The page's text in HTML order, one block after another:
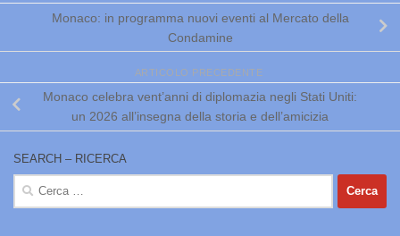
Monaco: in programma nuovi eventi al Mercato della
Condamine
ARTICOLO PRECEDENTE
Monaco celebra vent’anni di diplomazia negli Stati Uniti:
un 2026 all’insegna della storia e dell’amicizia
SEARCH – RICERCA
Ricerca